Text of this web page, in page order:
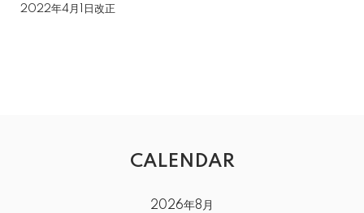
2022年4月1日改正
CALENDAR
2026年8月